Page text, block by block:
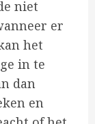
niet
er
het
in te
dan
en